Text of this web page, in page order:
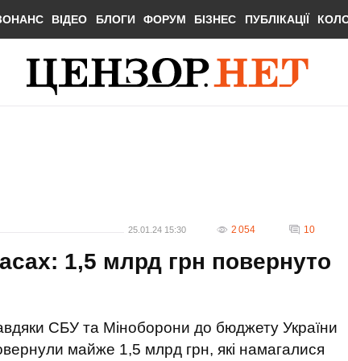
ВІДЕО БЛОГИ ФОРУМ БІЗНЕС ПУБЛІКАЦІЇ
25.01.24 15:30 2 054 10
1,5 млрд грн повернуто
СБУ та Міноборони до бюджету України
майже 1,5 млрд грн, які намагалися